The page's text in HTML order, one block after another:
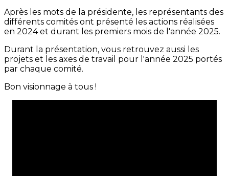
Après les mots de la présidente, les représentants des
différents comités ont présenté les actions réalisées
en 2024 et durant les premiers mois de l'année 2025.
Durant la présentation, vous retrouvez aussi les
projets et les axes de travail pour l'année 2025 portés
par chaque comité.
Bon visionnage à tous !